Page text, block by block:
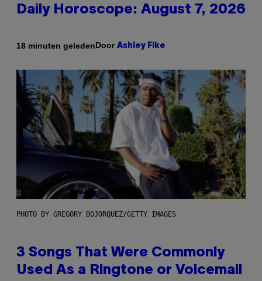
Daily Horoscope: August 7, 2026
18 minuten geledenDoor Ashley Fike
PHOTO BY GREGORY BOJORQUEZ/GETTY IMAGES
3 Songs That Were Commonly
Used As a Ringtone or Voicemail